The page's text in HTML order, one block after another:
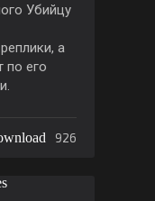
Убийцу
а
по его
926